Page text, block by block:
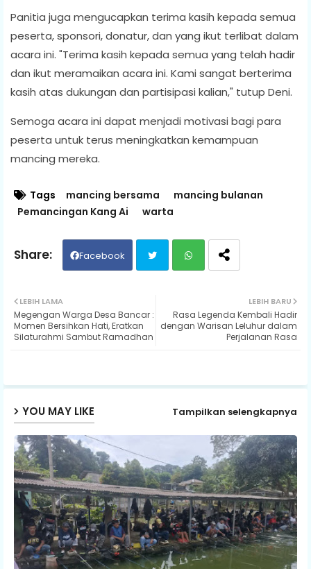
Panitia juga mengucapkan terima kasih kepada semua
peserta, sponsori, donatur, dan yang ikut terlibat dalam
acara ini. "Terima kasih kepada semua yang telah hadir
dan ikut meramaikan acara ini. Kami sangat berterima
kasih atas dukungan dan partisipasi kalian," tutup Deni.
Semoga acara ini dapat menjadi motivasi bagi para
peserta untuk terus meningkatkan kemampuan
mancing mereka.
Tags mancing bersama
mancing bulanan
Pemancingan Kang Ai
warta
Facebook
ter ats
LEBIH BARU
Rasa Legenda Kembali Hadir
dengan Warisan Leluhur dalam
Perjalanan Rasa
LEBIH LAMA
Megengan Warga Desa Bancar :
Momen ​Bersihkan Hati, Eratkan
Silaturahmi Sambut Ramadhan
YOU MAY LIKE Tampilkan selengkapnya